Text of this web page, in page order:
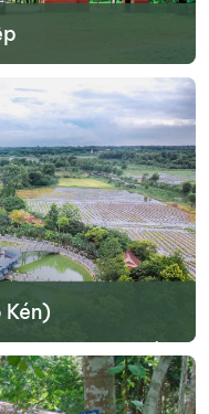
lại.
Kén)
tại Tây Ninh. Đây là một
du lịch tâm linh thu hút